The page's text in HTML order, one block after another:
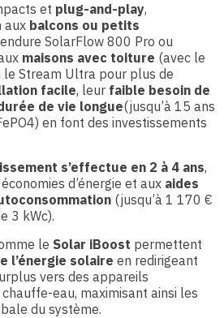
et plug-and-play,
aux balcons ou petits
SolarFlow 800 Pro ou
maisons avec toiture (avec le
le Stream Ultra pour plus de
facile, leur faible besoin de
de vie longue(jusqu’à 15 ans
en font des investissements
s’effectue en 2 à 4 ans,
d’énergie et aux aides
(jusqu’à 1 170 €
3 kWc).
le Solar iBoost permettent
l’énergie solaire en redirigeant
vers des appareils
eau, maximisant ainsi les
du système.